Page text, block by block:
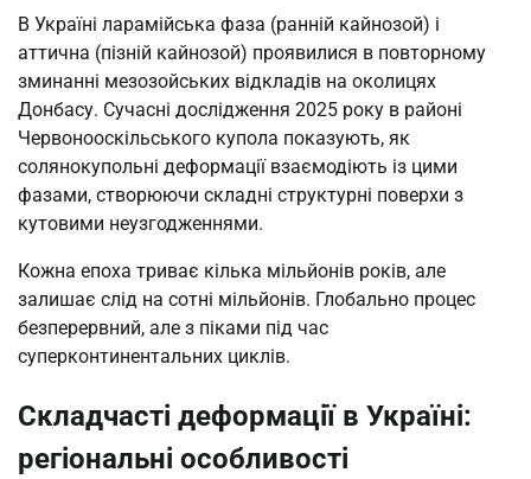
В Україні ларамійська фаза (ранній кайнозой) і
аттична (пізній кайнозой) проявилися в повторному
зминанні мезозойських відкладів на околицях
Донбасу. Сучасні дослідження 2025 року в районі
Червонооскільського купола показують, як
солянокупольні деформації взаємодіють із цими
фазами, створюючи складні структурні поверхи з
кутовими неузгодженнями.
Кожна епоха триває кілька мільйонів років, але
залишає слід на сотні мільйонів. Глобально процес
безперервний, але з піками під час
суперконтинентальних циклів.
Складчасті деформації в Україні:
регіональні особливості